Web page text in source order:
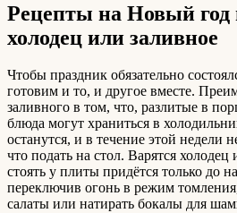
Рецепты на Новый год
холодец или заливное
Чтобы праздник обязательно
готовим и то, и другое вместе.
заливного в том, что, разлитые в
блюда могут храниться в
останутся, и в течение этой недели
что подать на стол. Варятся холодец
стоять у плиты придётся только до
переключив огонь в режим
салаты или натирать бокалы для